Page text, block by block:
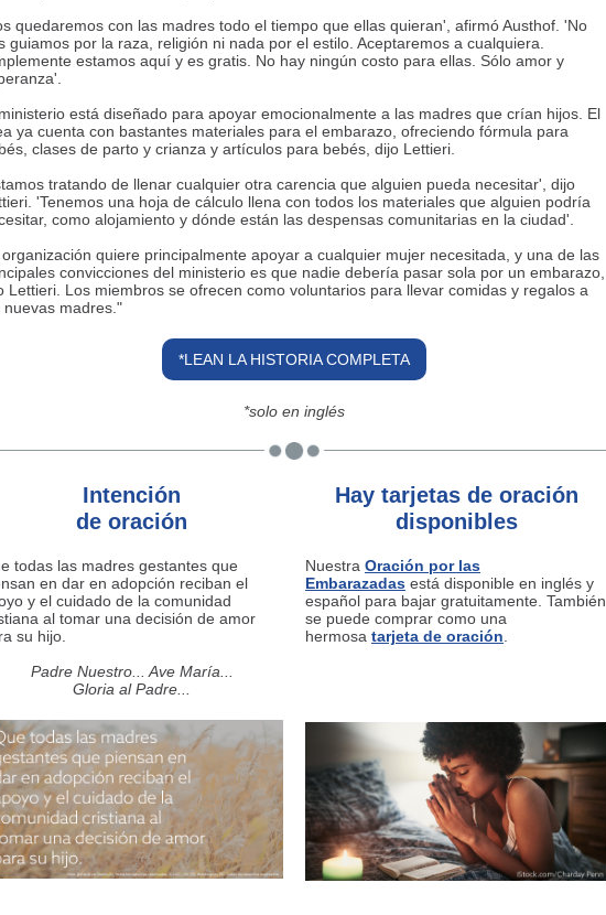
quedaremos con las madres todo el tiempo que ellas quieran', afirmó Austhof. 'No
guiamos por la raza, religión ni nada por el estilo. Aceptaremos a cualquiera.
estamos aquí y es gratis. No hay ningún costo para ellas. Sólo amor y
está diseñado para apoyar emocionalmente a las madres que crían hijos. El
ya cuenta con bastantes materiales para el embarazo, ofreciendo fórmula para
clases de parto y crianza y artículos para bebés, dijo Lettieri.
tratando de llenar cualquier otra carencia que alguien pueda necesitar', dijo
'Tenemos una hoja de cálculo llena con todos los materiales que alguien podría
como alojamiento y dónde están las despensas comunitarias en la ciudad'.
organización quiere principalmente apoyar a cualquier mujer necesitada, y una de las
convicciones del ministerio es que nadie debería pasar sola por un embarazo,
Lettieri. Los miembros se ofrecen como voluntarios para llevar comidas y regalos a
nuevas madres."
*LEAN LA HISTORIA COMPLETA
*solo en inglés
Intención
de oración
todas las madres gestantes que
en dar en adopción reciban el
y el cuidado de la comunidad
al tomar una decisión de amor
su hijo.
Padre Nuestro... Ave María...
Gloria al Padre...
Hay tarjetas de oración
disponibles
Nuestra Oración por las
Embarazadas está disponible en inglés y
español para bajar gratuitamente. También
se puede comprar como una
hermosa tarjeta de oración